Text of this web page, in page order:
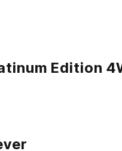
Edition